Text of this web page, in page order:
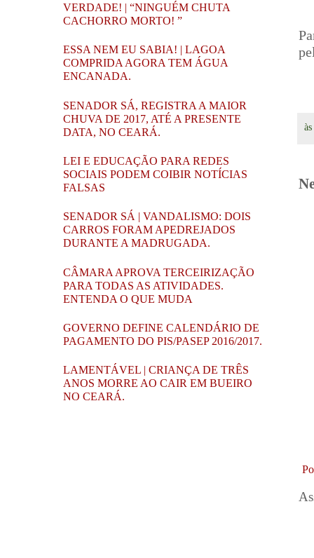
às
VERDADE! | “NINGUÉM CHUTA
CACHORRO MORTO! ”
ESSA NEM EU SABIA! | LAGOA
COMPRIDA AGORA TEM ÁGUA
ENCANADA.
SENADOR SÁ, REGISTRA A MAIOR
CHUVA DE 2017, ATÉ A PRESENTE
DATA, NO CEARÁ.
LEI E EDUCAÇÃO PARA REDES
SOCIAIS PODEM COIBIR NOTÍCIAS
FALSAS
SENADOR SÁ | VANDALISMO: DOIS
CARROS FORAM APEDREJADOS
DURANTE A MADRUGADA.
CÂMARA APROVA TERCEIRIZAÇÃO
PARA TODAS AS ATIVIDADES.
ENTENDA O QUE MUDA
GOVERNO DEFINE CALENDÁRIO DE
PAGAMENTO DO PIS/PASEP 2016/2017.
LAMENTÁVEL | CRIANÇA DE TRÊS
ANOS MORRE AO CAIR EM BUEIRO
NO CEARÁ.